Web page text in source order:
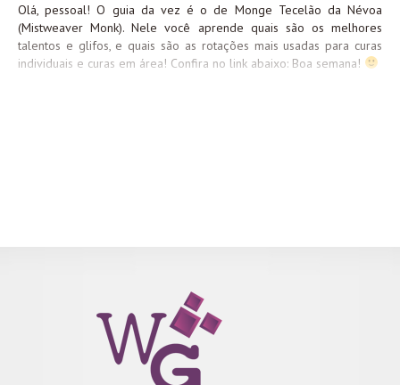
Olá, pessoal! O guia da vez é o de Monge Tecelão da Névoa
(Mistweaver Monk). Nele você aprende quais são os melhores
talentos e glifos, e quais são as rotações mais usadas para curas
individuais e curas em área! Confira no link abaixo: Boa semana!